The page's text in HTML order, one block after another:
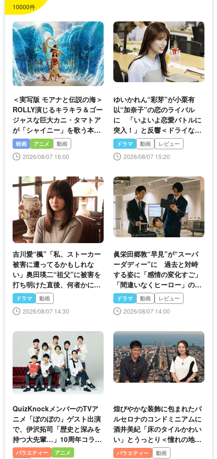
10000件
＜実写版 モアナと伝説の海＞
ROLLY演じるキラキラ＆ゴー
ジャスな巨大カニ・タマトア
が「シャイニー」を歌う本編
映像が公開
映画 アニメ 動画
2026/08/07 16:00
ゆいかれん“彩芽”が小栗有
以“加奈子”の恋のライバル
に 「いよいよ恋愛バトルに
突入！」と反響＜ドライな同
期の溺愛癖＞
ドラマ 動画 レビュー
2026/08/07 15:20
吉川愛“楓”「私、ストーカー
被害に遭ってるかもしれな
い」奥田瑛二“祖父”に被害を
打ち明けた直後、何者かに襲
われる＜名探偵のままでいて
＞
ドラマ 動画
2026/08/07 14:30
眞栄田郷敦“早見”が“スーパ
ーダディー”に 過去と対峙
する姿に「感情の変化すご」
「間違いなくヒーロー」の声
＜大空港＞
ドラマ 動画 レビュー
2026/08/07 14:00
QuizKnockメンバーのTVア
ニメ「ぼのぼの」ゲスト出演
で、伊沢拓司「歴史と深みを
持つ大先輩…」10周年コラボ
動画＆グッズも
バラエティー
アニメ
煌びやかな装飾に包まれたバ
ルセロナのコンドミニアムに
酒井美紀「床のタイルかわい
い」とうっとり＜憧れの地に
家を買おう＞
バラエティー 動画